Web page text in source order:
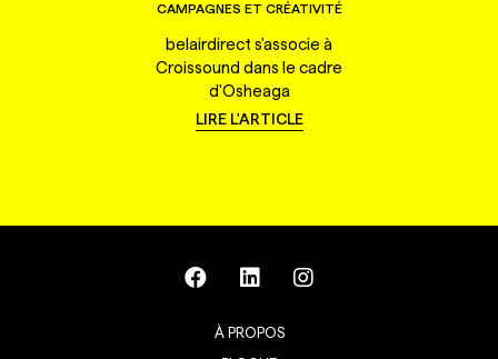
CAMPAGNES ET CRÉATIVITÉ
belairdirect s'associe à
Croissound dans le cadre
d'Osheaga
LIRE L'ARTICLE
À PROPOS